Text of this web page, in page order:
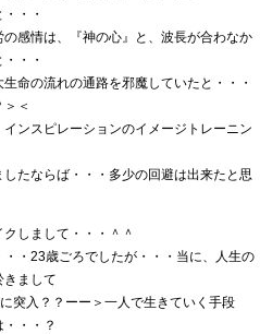
・・
の感情は、『神の心』と、波長が合わなか
・・
命の流れの通路を邪魔していたと・・・
＜
ンスピレーションのイメージトレーニン
たならば・・・多少の回避は出来たと思
しまして・・・＾＾
・23歳ごろでしたが・・・当に、人生の
きまして
に突入？？ーー＞一人で生きていく手段
・・？